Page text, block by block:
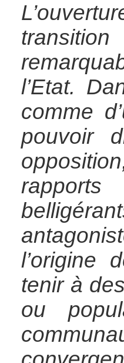
l’Etat.
comme
pouvoir
l’origine
tenir à
ou